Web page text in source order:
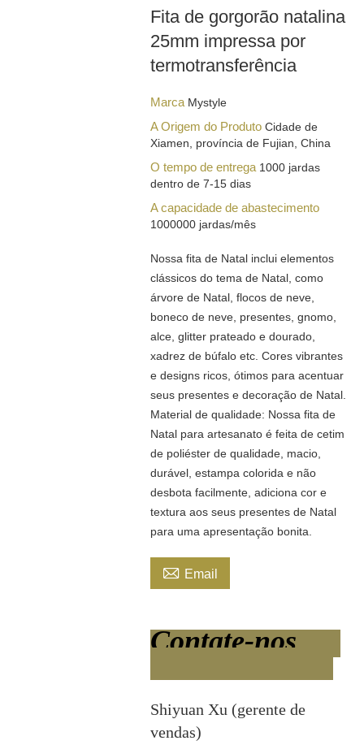
Fita de gorgorão natalina
25mm impressa por
termotransferência
Marca Mystyle
A Origem do Produto Cidade de
Xiamen, província de Fujian, China
O tempo de entrega 1000 jardas
dentro de 7-15 dias
A capacidade de abastecimento
1000000 jardas/mês
Nossa fita de Natal inclui elementos
clássicos do tema de Natal, como
árvore de Natal, flocos de neve,
boneco de neve, presentes, gnomo,
alce, glitter prateado e dourado,
xadrez de búfalo etc. Cores vibrantes
e designs ricos, ótimos para acentuar
seus presentes e decoração de Natal.
Material de qualidade: Nossa fita de
Natal para artesanato é feita de cetim
de poliéster de qualidade, macio,
durável, estampa colorida e não
desbota facilmente, adiciona cor e
textura aos seus presentes de Natal
para uma apresentação bonita.
 Email
Contate-nos
Shiyuan Xu (gerente de
vendas)